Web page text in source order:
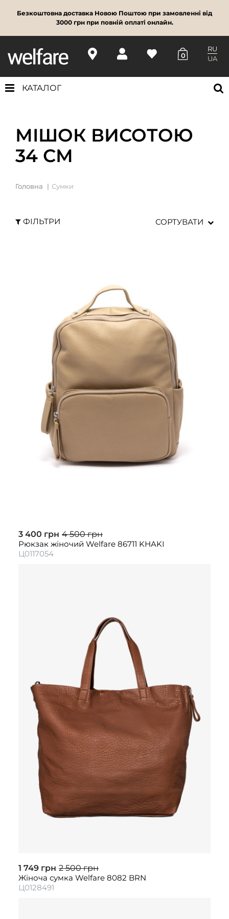
Безкоштовна доставка Новою Поштою при замовленні від
3000 грн при повній оплаті онлайн.
0
RU
UA
КАТАЛОГ
МІШОК ВИСОТОЮ
34 СМ
Головна Сумки
ФІЛЬТРИ СОРТУВАТИ
3 400 грн 4 500 грн
Рюкзак жіночий Welfare 86711 KHAKI
Ц0117054
1 749 грн 2 500 грн
Жіноча сумка Welfare 8082 BRN
Ц0128491